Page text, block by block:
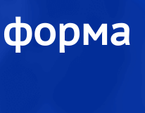
форма